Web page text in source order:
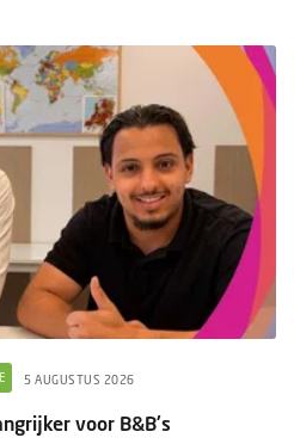
5 AUGUSTUS 2026
voor B&B's